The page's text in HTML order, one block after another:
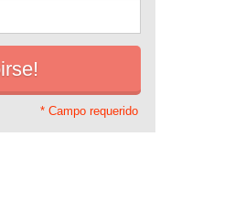
* Campo requerido